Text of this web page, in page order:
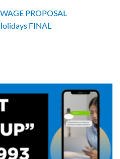
PROPOSAL
FINAL